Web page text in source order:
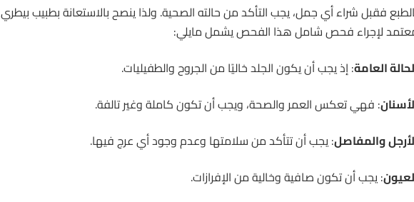
فقبل شراء أي جمل، يجب التأكد من حالته الصحية. ولذا ينصح بالاستعانة بطبيب بيطري
لإجراء فحص شامل هذا الفحص يشمل مايلي:
العامة: إذ يجب أن يكون الجلد خاليًا من الجروح والطفيليات.
: فهي تعكس العمر والصحة، ويجب أن تكون كاملة وغير تالفة.
والمفاصل: يجب أن تتأكد من سلامتها وعدم وجود أي عرج فيها.
: يجب أن تكون صافية وخالية من الإفرازات.